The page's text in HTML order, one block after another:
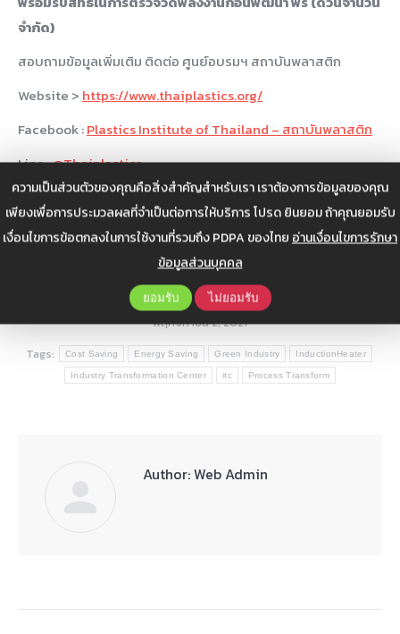
ความเป็นส่วนตัวของคุณคือสิ่งสำคัญสำหรับเรา เราต้องการข้อมูลของคุณ
เพียงเพื่อการประมวลผลที่จำเป็นต่อการให้บริการ โปรด ยินยอม ถ้าคุณยอมรับ
เงื่อนไขการข้อตกลงในการใช้งานที่รวมถึง PDPA ของไทย อ่านเงื่อนไขการรักษา
ข้อมูลส่วนบุคคล
ยอมรับ ไม่ยอมรับ
จำกัด)
สอบถามข้อมูลเพิ่มเติม ติดต่อ ศูนย์อบรมฯ สถาบันพลาสติก
Website > https://www.thaiplastics.org/
Facebook :Plastics Institute of Thailand – สถาบันพลาสติก
Line :@Thaiplastics
Youtube Official :Thaiplastics
Tel: 02-391-5340-4 ต่อ 425
ข่าวสาร,ข่าวสารประชาสัมพันธ์ By
พฤศจิกายน 2, 2021
Tags:
Cost Saving Energy Saving Green Industry InductionHeater
Industry Transformation Center itc Process Transform
Author:Web Admin